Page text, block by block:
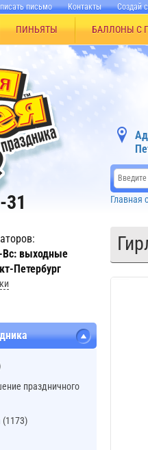
письмо Контакты Создай
ПИНЬЯТЫ БАЛЛОНЫ С
31
Вс: выходные
Петербург
праздничного
(1173)
Главная